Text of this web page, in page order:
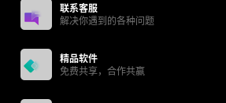
联系客服
解决你遇到的各种问题
精品软件
免费共享，合作共赢